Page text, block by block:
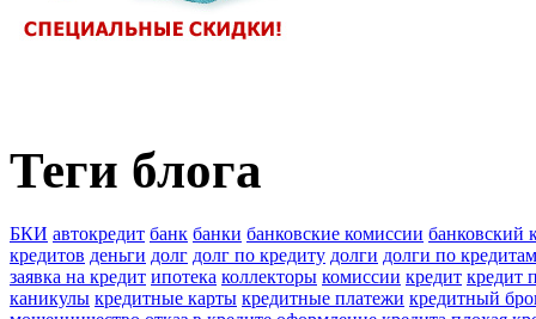
Теги блога
БКИ автокредит банк банки банковские комиссии банковский
кредитов деньги долг долг по кредиту долги долги по кредитам
заявка на кредит ипотека коллекторы комиссии кредит кредит
каникулы кредитные карты кредитные платежи кредитный